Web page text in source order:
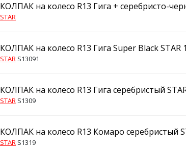
КОЛПАК на колесо R13 Гига + серебристо-
STAR
КОЛПАК на колесо R13 Гига Super Black
STAR S13091
КОЛПАК на колесо R13 Гига серебристый
STAR S1309
КОЛПАК на колесо R13 Комаро серебристый
STAR S1319